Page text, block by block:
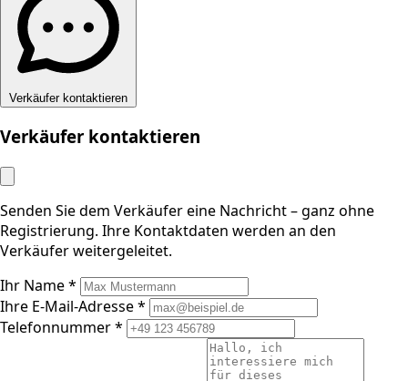
Verkäufer kontaktieren
Verkäufer kontaktieren
Senden Sie dem Verkäufer eine Nachricht – ganz ohne
Registrierung. Ihre Kontaktdaten werden an den
Verkäufer weitergeleitet.
Ihr Name *
Ihre E-Mail-Adresse *
Telefonnummer *